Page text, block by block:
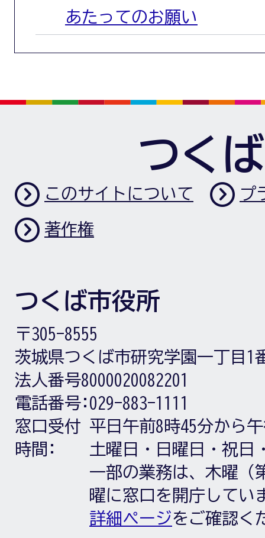
あたってのお願い
つく
このサイトについて プ
著作権
つくば市役所
〒305-8555
茨城県つくば市研究学園一丁目1
法人番号8000020082201
電話番号: 029-883-1111
窓口受付
時間:
平日午前8時45分から
土曜日・日曜日・祝日
一部の業務は、木曜（
曜に窓口を開庁してい
詳細ページをご確認く